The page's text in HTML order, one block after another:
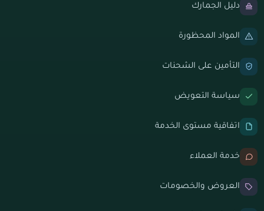
دليل الجمارك
المواد المحظورة
التأمين على الشحنات
سياسة التعويض
اتفاقية مستوى الخدمة
خدمة العملاء
العروض والخصومات